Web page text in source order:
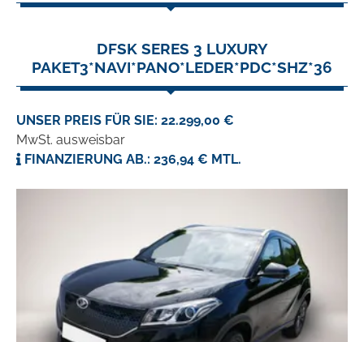
DFSK SERES 3 LUXURY
PAKET3*NAVI*PANO*LEDER*PDC*SHZ*36
UNSER PREIS FÜR SIE: 22.299,00 €
MwSt. ausweisbar
FINANZIERUNG AB.: 236,94 € MTL.